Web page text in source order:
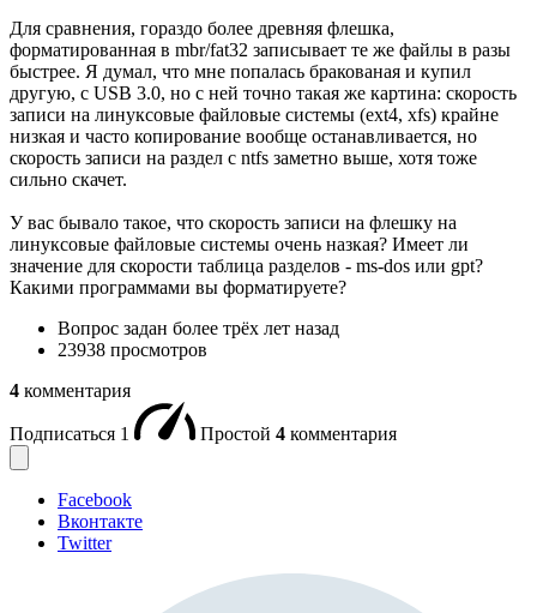
Для сравнения, гораздо более древняя флешка,
форматированная в mbr/fat32 записывает те же файлы в разы
быстрее. Я думал, что мне попалась бракованая и купил
другую, с USB 3.0, но с ней точно такая же картина: скорость
записи на линуксовые файловые системы (ext4, xfs) крайне
низкая и часто копирование вообще останавливается, но
скорость записи на раздел с ntfs заметно выше, хотя тоже
сильно скачет.
У вас бывало такое, что скорость записи на флешку на
линуксовые файловые системы очень назкая? Имеет ли
значение для скорости таблица разделов - ms-dos или gpt?
Какими программами вы форматируете?
Вопрос задан более трёх лет назад
23938 просмотров
4 комментария
Подписаться 1 Простой 4 комментария
Facebook
Вконтакте
Twitter